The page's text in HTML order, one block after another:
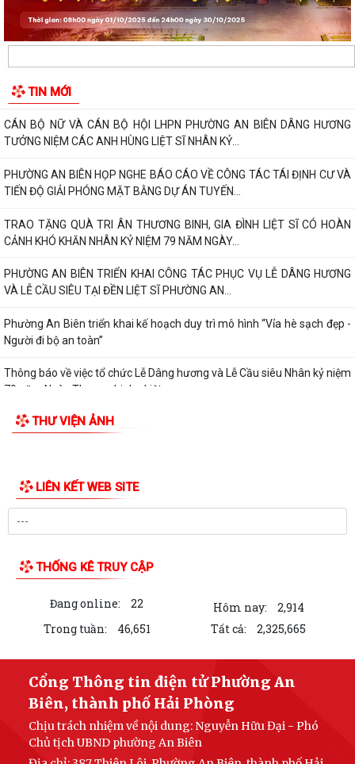
TIN MỚI
ĐỒNG CHÍ BÍ THƯ ĐẢNG ỦY, ĐỒNG CHÍ CHỦ TỊCH UBND PHƯỜNG AN
BIÊN ĐỐI THOẠI TRỰC TIẾP VỚI NHÂN DÂN NĂM...
PHƯỜNG AN BIÊN – LÊ CHÂN: KHẮC GHI...
CÁN BỘ NỮ VÀ CÁN BỘ HỘI LHPN PHƯỜNG AN BIÊN DÂNG HƯƠNG
TƯỞNG NIỆM CÁC ANH HÙNG LIỆT SĨ NHÂN KỶ...
PHƯỜNG AN BIÊN HỌP NGHE BÁO CÁO VỀ CÔNG TÁC TÁI ĐỊNH CƯ VÀ
TIẾN ĐỘ GIẢI PHÓNG MẶT BẰNG DỰ ÁN TUYẾN...
TRAO TẶNG QUÀ TRI ÂN THƯƠNG BINH, GIA ĐÌNH LIỆT SĨ CÓ HOÀN
CẢNH KHÓ KHĂN NHÂN KỶ NIỆM 79 NĂM NGÀY...
PHƯỜNG AN BIÊN TRIỂN KHAI CÔNG TÁC PHỤC VỤ LỄ DÂNG HƯƠNG
VÀ LỄ CẦU SIÊU TẠI ĐỀN LIỆT SĨ PHƯỜNG AN...
Phường An Biên triển khai kế hoạch duy trì mô hình “Vỉa hè sạch đẹp -
Người đi bộ an toàn”
Thông báo về việc tổ chức Lễ Dâng hương và Lễ Cầu siêu Nhân kỷ niệm
79 năm Ngày Thương binh - Liệt...
PHƯỜNG AN BIÊN: TRANG CẤP MÁY TÍNH CHO 100% TỔ DÂN PHỐ –
TẠO ĐỘT PHÁ TRONG NÂNG CAO HIỆU QUẢ CÔNG...
ĐẢNG UỶ PHƯỜNG AN BIÊN CHÚ TRỌNG BỒI DƯỠNG LÝ LUẬN CHÍNH
TRỊ CHO ĐỘI NGŨ GIÁO VIÊN NĂM 2026
PHƯỜNG AN BIÊN BƯỚC ĐẦU ĐẠT KẾT QUẢ TÍCH CỰC TRONG CÔNG
UBND PHƯỜNG AN BIÊN BAN HÀNH KẾ HOẠCH TRIỂN KHAI KHÁM SỨC
KHỎE ĐỊNH KỲ HOẶC KHÁM SÀNG LỌC MIỄN PHÍ...
UBND PHƯỜNG AN BIÊN HỌP TRIỂN KHAI CÁC MÔ HÌNH THỰC HIỆN
CÁC ĐỀ ÁN CỦA THÀNH PHỐ
UBND phường An Biên triển khai công tác phòng, chống bão số 01
(MAYSAK)
THƯ VIỆN ẢNH
LIÊN KẾT WEB SITE